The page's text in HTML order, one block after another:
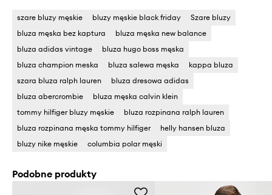
szare bluzy męskie bluzy męskie black friday
Szare bluzy
bluza męska bez kaptura
bluza męska new balance
bluza adidas vintage
bluza hugo boss męska
bluza champion meska
bluza salewa męska
kappa bluza
szara bluza ralph lauren
bluza dresowa adidas
bluza abercrombie
bluza męska calvin klein
tommy hilfiger bluzy męskie
bluza rozpinana ralph lauren
bluza rozpinana męska tommy hilfiger
helly hansen bluza
bluzy nike męskie
columbia polar męski
Podobne produkty